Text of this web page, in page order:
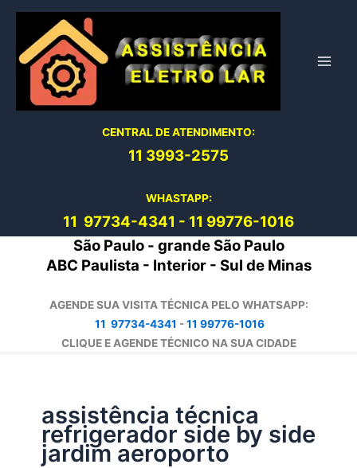
conteúdo
CENTRAL DE ATENDIMENTO:
11 3993-2575
WHASTAPP:
11 97734-4341 - 11 99776-1016
São Paulo - grande São Paulo
ABC Paulista - Interior - Sul de Minas
AGENDE SUA VISITA TÉCNICA PELO WHATSAPP:
11 97734-4341 -11 99776-1016
CLIQUE E AGENDE TÉCNICO NA SUA CIDADE
assistência técnica
refrigerador side by side
jardim aeroporto